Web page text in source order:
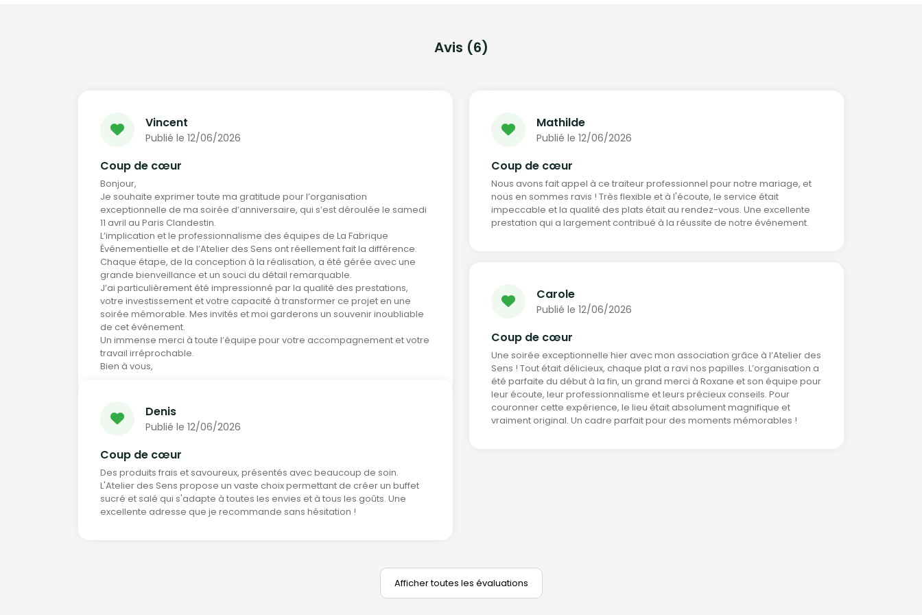
Avis (6)
Vincent
Publié le 12/06/2026
Coup de cœur
Bonjour,
Je souhaite exprimer toute ma gratitude pour l’organisation
exceptionnelle de ma soirée d’anniversaire, qui s’est déroulée le samedi
11 avril au Paris Clandestin.
L’implication et le professionnalisme des équipes de La Fabrique
Événementielle et de l’Atelier des Sens ont réellement fait la différence.
Chaque étape, de la conception à la réalisation, a été gérée avec une
grande bienveillance et un souci du détail remarquable.
J’ai particulièrement été impressionné par la qualité des prestations,
votre investissement et votre capacité à transformer ce projet en une
soirée mémorable. Mes invités et moi garderons un souvenir inoubliable
de cet événement.
Un immense merci à toute l’équipe pour votre accompagnement et votre
travail irréprochable.
Bien à vous,
Mathilde
Publié le 12/06/2026
Coup de cœur
Nous avons fait appel à ce traiteur professionnel pour notre mariage, et
nous en sommes ravis ! Très flexible et à l'écoute, le service était
impeccable et la qualité des plats était au rendez-vous. Une excellente
prestation qui a largement contribué à la réussite de notre événement.
Carole
Publié le 12/06/2026
Coup de cœur
Une soirée exceptionnelle hier avec mon association grâce à l’Atelier des
Sens ! Tout était délicieux, chaque plat a ravi nos papilles. L’organisation a
été parfaite du début à la fin, un grand merci à Roxane et son équipe pour
leur écoute, leur professionnalisme et leurs précieux conseils. Pour
couronner cette expérience, le lieu était absolument magnifique et
vraiment original. Un cadre parfait pour des moments mémorables !
Denis
Publié le 12/06/2026
Coup de cœur
Des produits frais et savoureux, présentés avec beaucoup de soin.
L'Atelier des Sens propose un vaste choix permettant de créer un buffet
sucré et salé qui s'adapte à toutes les envies et à tous les goûts. Une
excellente adresse que je recommande sans hésitation !
Afficher toutes les évaluations